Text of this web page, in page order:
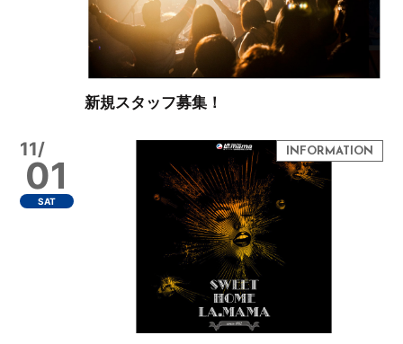
新規スタッフ募集！
11/
01
SAT